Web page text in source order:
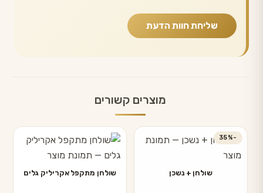
מוצרים קשורים
-35%
שולחן + נשכן שולחן מתקפל אקריליק גלים